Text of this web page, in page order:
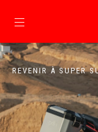
REVENIR À SUPER